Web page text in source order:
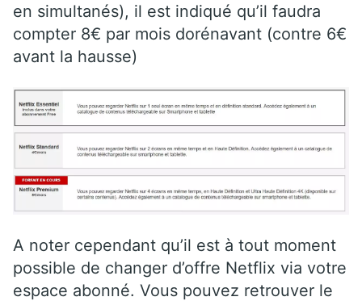
en simultanés), il est indiqué qu’il faudra
compter 8€ par mois dorénavant (contre 6€
avant la hausse)
A noter cependant qu’il est à tout moment
possible de changer d’offre Netflix via votre
espace abonné. Vous pouvez retrouver le